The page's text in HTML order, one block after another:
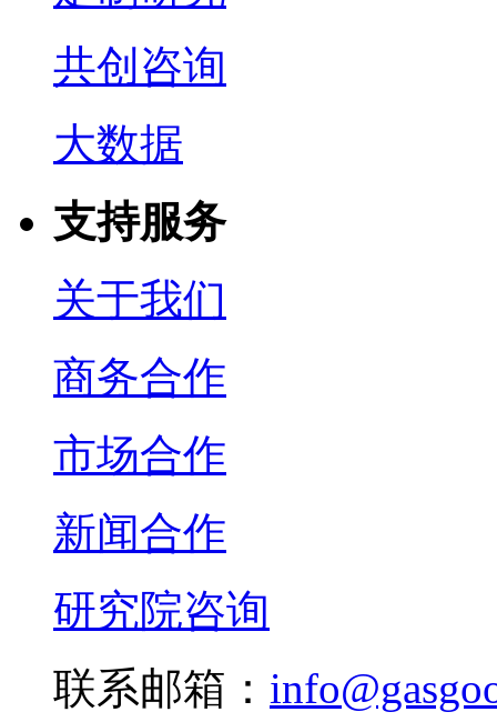
共创咨询
大数据
支持服务
关于我们
商务合作
市场合作
新闻合作
研究院咨询
联系邮箱：